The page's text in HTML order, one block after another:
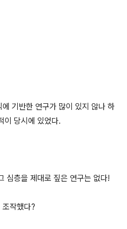
기반한 연구가 많이 있지 않나 하
이 당시에 있었다.
심층을 제대로 짚은 연구는 없다!
조작했다?